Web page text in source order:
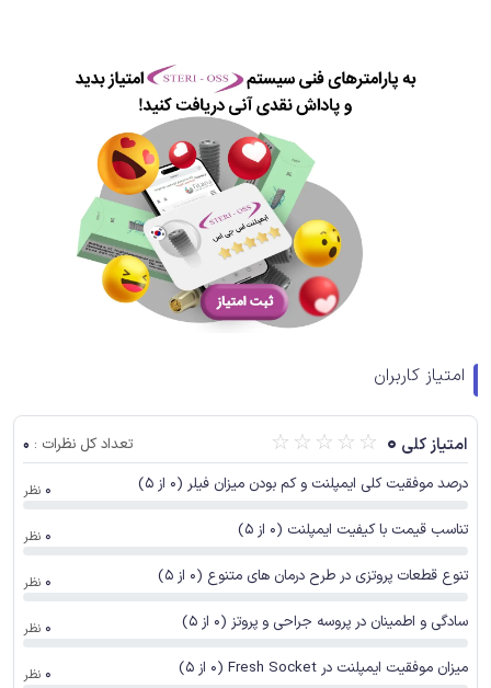
امتیاز کاربران
امتیاز کلی 0
☆ ☆ ☆ ☆ ☆ تعداد کل نظرات : 0
درصد موفقیت کلی ایمپلنت و کم بودن میزان فیلر (0 از 5) 0 نظر
تناسب قیمت با کیفیت ایمپلنت (0 از 5) 0 نظر
تنوع قطعات پروتزی در طرح درمان های متنوع (0 از 5) 0 نظر
سادگی و اطمینان در پروسه جراحی و پروتز (0 از 5) 0 نظر
میزان موفقیت ایمپلنت در Fresh Socket (0 از 5) 0 نظر